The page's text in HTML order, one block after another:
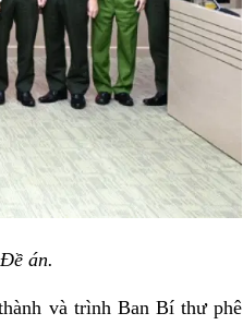
án.
và trình Ban Bí thư phê